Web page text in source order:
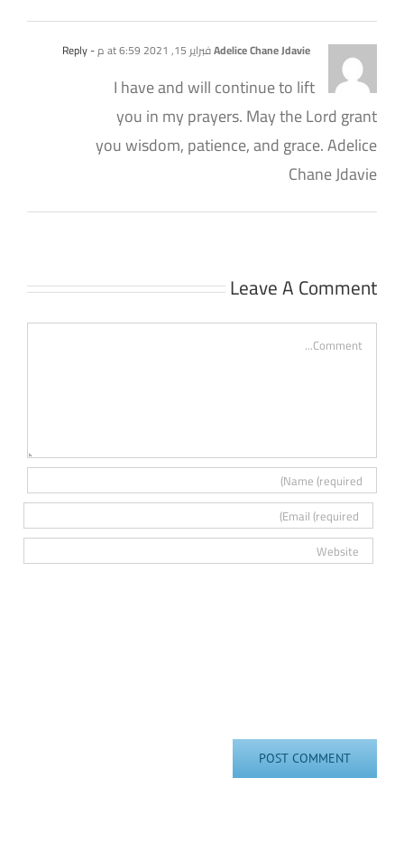
Adelice Chane Jdavieفبراير 15, 2021 at 6:59 م - Reply
I have and will continue to lift
you in my prayers. May the Lord grant
you wisdom, patience, and grace. Adelice
Chane Jdavie
Leave A Comment
Comment